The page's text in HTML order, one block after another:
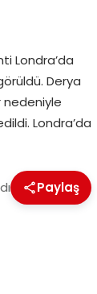
Londra’da
Derya
nedeniyle
Londra’da
Paylaş